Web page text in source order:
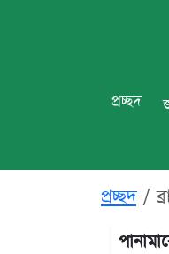
প্রচ্ছদ
প্রচ্ছদ